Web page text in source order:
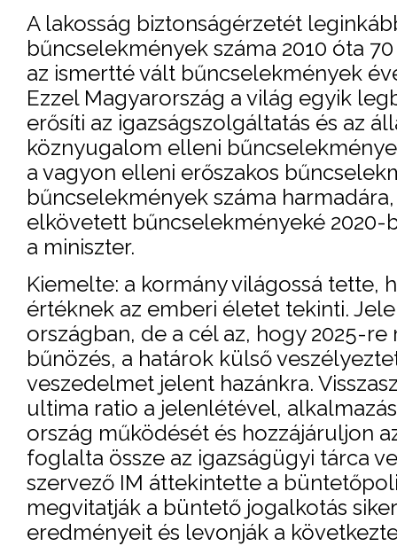
A lakosság biztonságérzetét
bűncselekmények száma 2010 óta
az ismertté vált bűncselekmények
Ezzel Magyarország a világ egyik
erősíti az igazságszolgáltatás és az
köznyugalom elleni
a vagyon elleni erőszakos
bűncselekmények száma
elkövetett bűncselekményeké 2020-
a miniszter.
Kiemelte: a kormány világossá tette,
értéknek az emberi életet tekinti.
országban, de a cél az, hogy 2025-
bűnözés, a határok külső
veszedelmet jelent hazánkra.
ultima ratio a jelenlétével,
ország működését és hozzájáruljon
foglalta össze az igazságügyi tárca
szervező IM áttekintette a
megvitatják a büntető jogalkotás
eredményeit és levonják a